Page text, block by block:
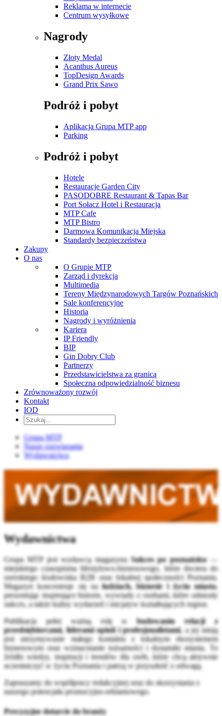
Reklama w internecie
Centrum wysyłkowe
Nagrody
Złoty Medal
Acanthus Aureus
TopDesign Awards
Grand Prix Sawo
Podróż i pobyt
Aplikacja Grupa MTP app
Parking
Podróż i pobyt
Hotele
Restauracje Garden City
PASODOBRE Restaurant & Tapas Bar
Port Sołacz Hotel i Restauracja
MTP Cafe
MTP Bistro
Darmowa Komunikacja Miejska
Standardy bezpieczeństwa
Zakupy
O nas
O Grupie MTP
Zarząd i dyrekcja
Multimedia
Tereny Międzynarodowych Targów Poznańskich
Sale konferencyjne
Historia
Nagrody i wyróżnienia
Kariera
IP Friendly
BIP
Gin Dobry Club
Partnerzy
Przedstawicielstwa za granicą
Społeczna odpowiedzialność biznesu
Zrównoważony rozwój
Kontakt
IOD
Grupa MTP
Nasze rozwiązania
Wydawnictwa
Wydawnictwa
Grupa MTP jest wydawcą magazynu Sukces po poznańsku—
miejskiego czasopisma lifestylowo‑biznesowego, które dociera do
szerokiego środowiska B2B oraz lokalnej społeczności Poznania.
Magazyn koncentruje się na ludziach, biznesie i życiu miasta,
prezentując inspirujące historie, wywiady z osobami, które odniosły
sukces, a także kulisy wydarzeń i inicjatyw kształtujących region.
Publikacja pełni ważną rolę wbudowaniu relacji z
przedsiębiorcami, liderami opinii i profesjonalistami, a jej misją
jest utrzymywanie stałego kontaktu z lokalnym ekosystemem
biznesowym oraz wzmacnianie tożsamości i dynamiki miasta. To
źródło wiedzy, inspiracji i trendów dla osób, które chcą aktywnie
uczestniczyć w życiu Poznania i patrzą w przyszłość z odwagą.
Zapraszamy do współpracy redakcyjnej oraz do skorzystania z
naszego potencjału promocyjno‑reklamowego.
Precyzyjne dotarcie do branży